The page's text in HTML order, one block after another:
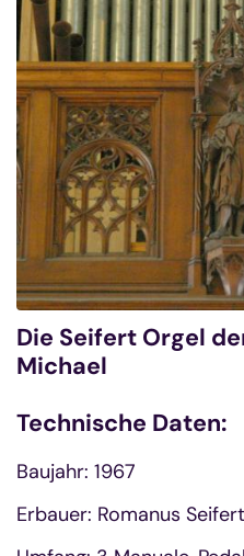
Die Seifert Orgel
Michael
Technische Daten:
Baujahr: 1967
Erbauer: Romanus